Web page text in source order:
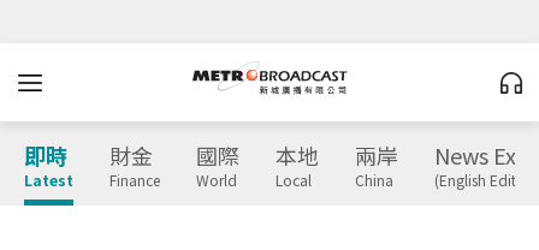
即時
Latest
財金
Finance
國際
World
本地
Local
兩岸
China
News
(English